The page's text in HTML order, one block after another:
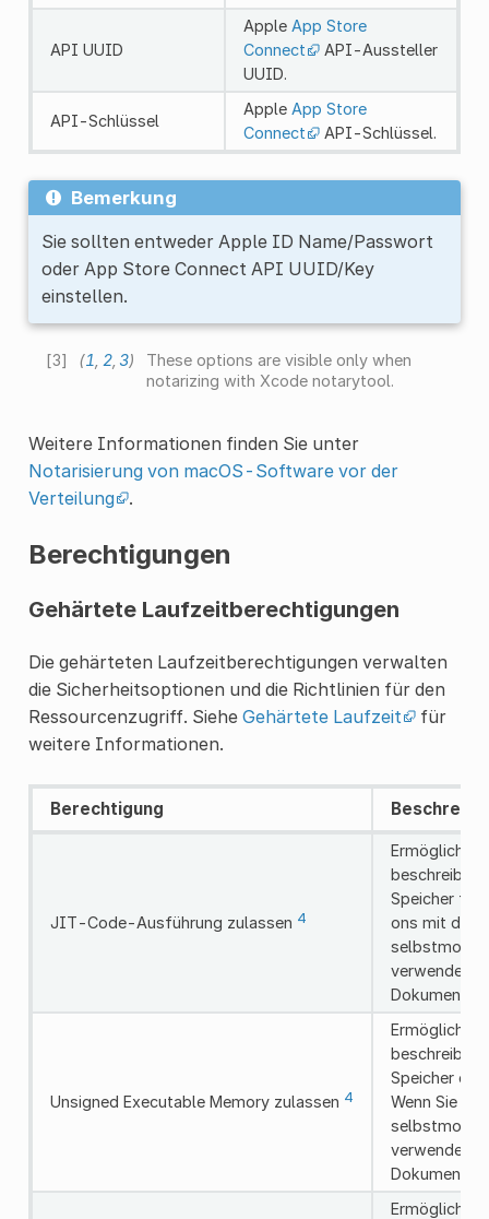
API UUID
Apple App Store
Connect
API-Aussteller
UUID.
API-Schlüssel
Apple App Store
Connect
API-Schlüssel.
Bemerkung
Sie sollten entweder Apple ID Name/Passwort
oder App Store Connect API UUID/Key
einstellen.
[3] (1 2, 3)
These options are visible only when
notarizing with Xcode notarytool.
Weitere Informationen finden Sie unter
Notarisierung von macOS-Software vor der
Verteilung
.
Berechtigungen
Gehärtete Laufzeitberechtigungen
Die gehärteten Laufzeitberechtigungen verwalten
die Sicherheitsoptionen und die Richtlinien für den
Ressourcenzugriff. Siehe Gehärtete Laufzeit
für
weitere Informationen.
Berechtigung
JIT-Code-Ausführung zulassen 4
Ermöglicht
Speicher für
ons mit
verwenden,
Unsigned Executable Memory zulassen 4
Ermöglicht
Speicher
Wenn Sie
verwenden,
Ermöglicht